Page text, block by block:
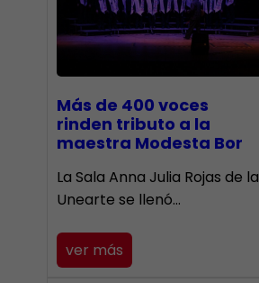
Más de 400 voces
rinden tributo a la
maestra Modesta Bor
​La Sala Anna Julia Rojas de la
Unearte se llenó…
ver más